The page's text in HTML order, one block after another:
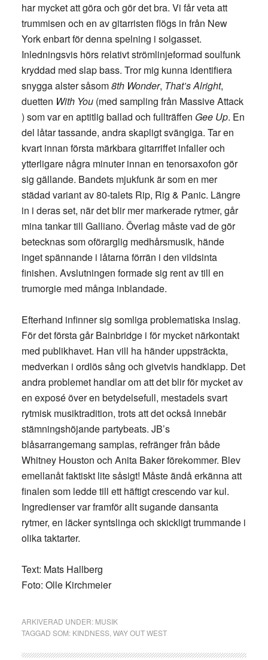
har mycket att göra och gör det bra. Vi får veta att
trummisen och en av gitarristen flögs in från New
York enbart för denna spelning i solgasset.
Inledningsvis hörs relativt strömlinjeformad soulfunk
kryddad med slap bass. Tror mig kunna identifiera
snygga alster såsom8th Wonder, That’s Alright,
duetten With You(med sampling från Massive Attack
) som var en aptitlig ballad och fullträffen Gee Up. En
del låtar tassande, andra skapligt svängiga. Tar en
kvart innan första märkbara gitarriffet infaller och
ytterligare några minuter innan en tenorsaxofon gör
sig gällande. Bandets mjukfunk är som en mer
städad variant av 80-talets Rip, Rig & Panic. Längre
in i deras set, när det blir mer markerade rytmer, går
mina tankar till Galliano. Överlag måste vad de gör
betecknas som oförarglig medhårsmusik, hände
inget spännande i låtarna förrän i den vildsinta
finishen. Avslutningen formade sig rent av till en
trumorgie med många inblandade.
Efterhand infinner sig somliga problematiska inslag.
För det första går Bainbridge i för mycket närkontakt
med publikhavet. Han vill ha händer uppsträckta,
medverkan i ordlös sång och givetvis handklapp. Det
andra problemet handlar om att det blir för mycket av
en exposé över en betydelsefull, mestadels svart
rytmisk musiktradition, trots att det också innebär
stämningshöjande partybeats. JB’s
blåsarrangemang samplas, refränger från både
Whitney Houston och Anita Baker förekommer. Blev
emellanåt faktiskt lite såsigt! Måste ändå erkänna att
finalen som ledde till ett häftigt crescendo var kul.
Ingredienser var framför allt sugande dansanta
rytmer, en läcker syntslinga och skickligt trummande i
olika taktarter.
Text: Mats Hallberg
Foto: Olle Kirchmeier
ARKIVERAD UNDER: MUSIK
TAGGAD SOM: KINDNESS, WAY OUT WEST